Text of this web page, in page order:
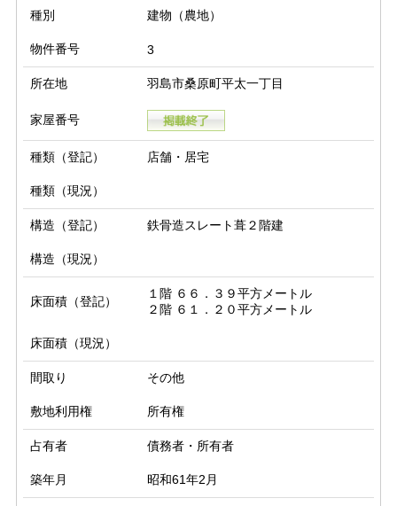
種別 建物（農地）
物件番号 3
所在地 羽島市桑原町平太一丁目
家屋番号
種類（登記） 店舗・居宅
種類（現況）
構造（登記） 鉄骨造スレート葺２階建
構造（現況）
床面積（登記）
１階 ６６．３９平方メートル
２階 ６１．２０平方メートル
床面積（現況）
間取り その他
敷地利用権 所有権
占有者 債務者・所有者
築年月 昭和61年2月